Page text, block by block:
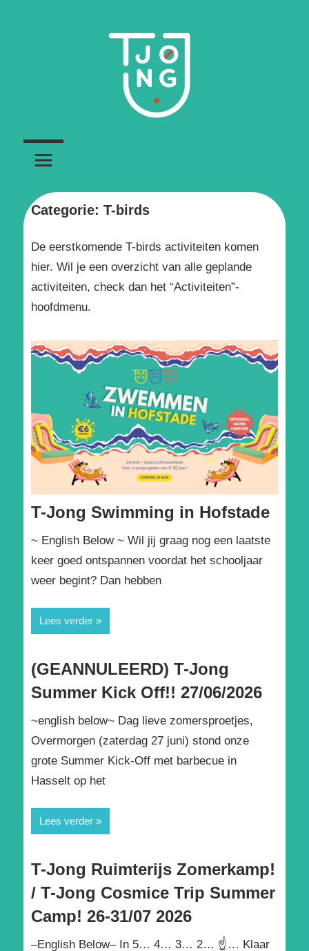
personen
Categorie:T-birds
De eerstkomende T-birds activiteiten komen
hier. Wil je een overzicht van alle geplande
activiteiten, check dan het “Activiteiten”-
hoofdmenu.
T-Jong Swimming in Hofstade
~ English Below ~ Wil jij graag nog een laatste
keer goed ontspannen voordat het schooljaar
weer begint? Dan hebben
Lees verder
(GEANNULEERD) T-Jong
Summer Kick Off!! 27/06/2026
~english below~ Dag lieve zomersproetjes,
Overmorgen (zaterdag 27 juni) stond onze
grote Summer Kick-Off met barbecue in
Hasselt op het
Lees verder
T-Jong Ruimterijs Zomerkamp!
/ T-Jong Cosmice Trip Summer
Camp! 26-31/07 2026
–English Below– In 5… 4… 3… 2… ☝ … Klaar